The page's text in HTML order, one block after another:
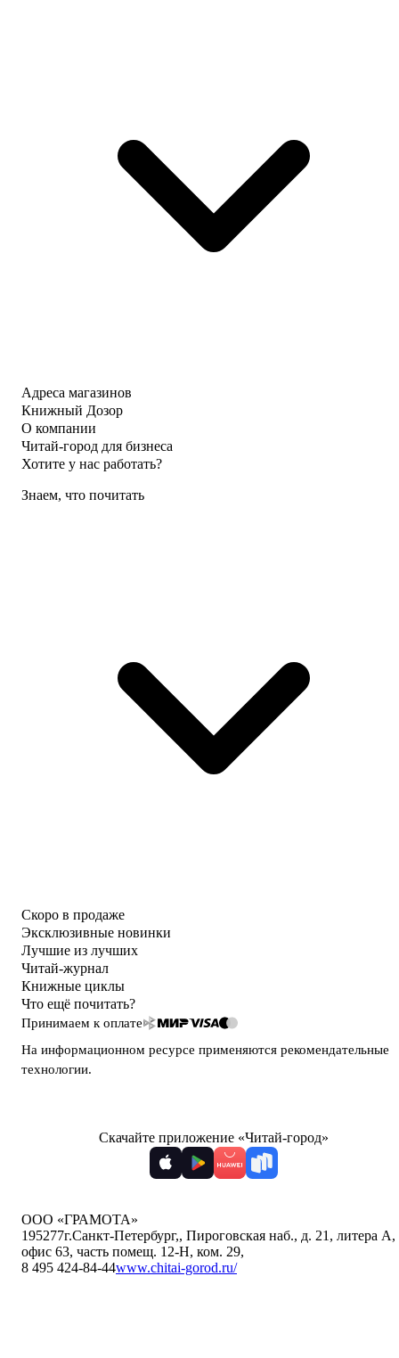
Адреса магазинов
Книжный Дозор
О компании
Читай-город для бизнеса
Хотите у нас работать?
Знаем, что почитать
Скоро в продаже
Эксклюзивные новинки
Лучшие из лучших
Читай-журнал
Книжные циклы
Что ещё почитать?
Принимаем к оплате
На информационном ресурсе применяются рекомендательные
технологии.
Скачайте приложение «Читай-город»
ООО «ГРАМОТА»
195277г.Санкт-Петербург,, Пироговская наб., д. 21, литера А,
офис 63, часть помещ. 12-Н, ком. 29,
8 495 424-84-44www.chitai-gorod.ru/